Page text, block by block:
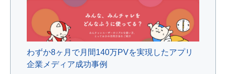
わずか8ヶ月で月間140万PVを実現したアプリ
企業メディア成功事例